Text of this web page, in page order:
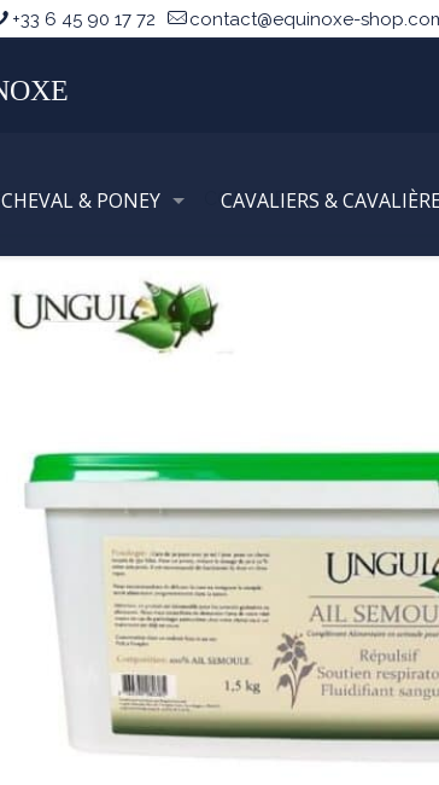
+33 6 45 90 17 72 contact@equinoxe-
CHEVAL & PONEY CAVALIERS &
SOINS & ECURIES COMPLEMENTS